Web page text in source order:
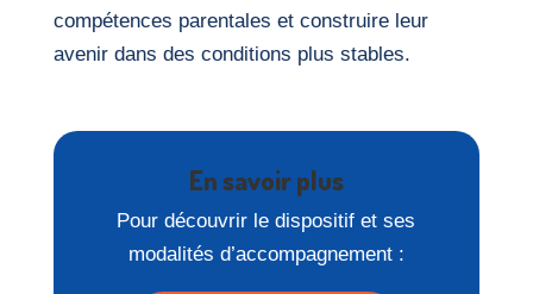
compétences parentales et construire leur
avenir dans des conditions plus stables.
En savoir plus
Pour découvrir le dispositif et ses
modalités d’accompagnement :